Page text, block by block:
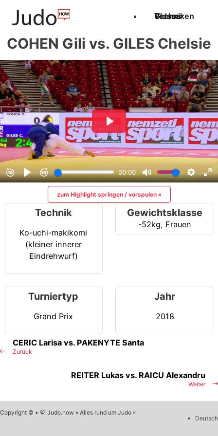
Techniken
Videos
Glossar
COHEN Gili vs. GILES Chelsie
zum Highlight springen / vorspulen »
Technik
Ko-uchi-makikomi
(kleiner innerer
Eindrehwurf)
Gewichtsklasse
-52kg, Frauen
Turniertyp
Grand Prix
Jahr
2018
Zurück
CERIC Larisa vs. PAKENYTE Santa
Weiter
REITER Lukas vs. RAICU Alexandru
Copyright © • 🥋 Judo.how » Alles rund um Judo «
Deutsch